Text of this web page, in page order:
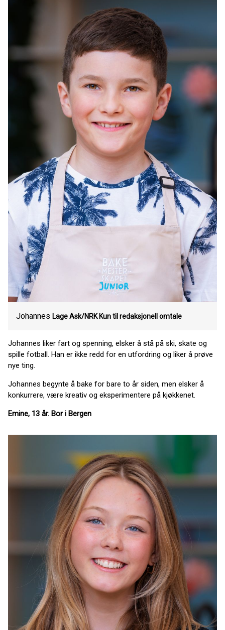
Johannes Lage Ask/NRK Kun til redaksjonell omtale
Johannes liker fart og spenning, elsker å stå på ski, skate og
spille fotball. Han er ikke redd for en utfordring og liker å prøve
nye ting.
Johannes begynte å bake for bare to år siden, men elsker å
konkurrere, være kreativ og eksperimentere på kjøkkenet.
Emine, 13 år. Bor i Bergen